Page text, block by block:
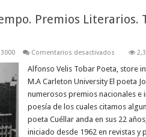
Premios Literarios.
Comentarios desactivadosen
María
Cuéllar
en
tiempo.
Premios
poética
Alfonso Velis Tobar Poeta, store
M.A Carleton University El poeta
numerosos premios nacionales e
poesía de los cuales citamos
poeta Cuéllar anda en sus 22
iniciado desde 1962 en revistas y